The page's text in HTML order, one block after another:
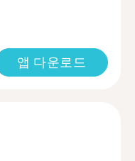
앱 다운로드